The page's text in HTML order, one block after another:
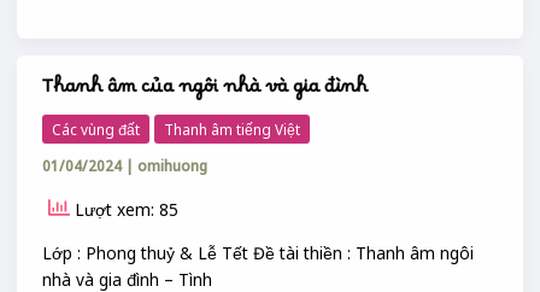
Thanh âm của ngôi nhà và gia đình
Các vùng đất
Thanh âm tiếng Việt
01/04/2024 | omihuong
Lượt xem: 85
Lớp : Phong thuỷ & Lễ Tết Đề tài thiền : Thanh âm ngôi
nhà và gia đình – Tình
Thanh
âm
của
ngôi
nhà
và
gia
đình